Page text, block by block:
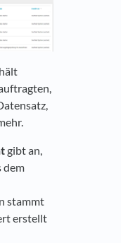
gibt an,
dem
stammt
erstellt